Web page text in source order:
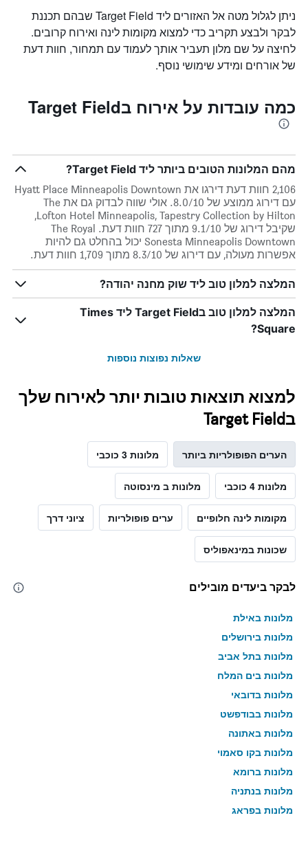
ניתן לגלול מטה אל האזורים ליד Target Field שבהם תכננת
לבקר ולבצע תקריב כדי למצוא מקומות לינה ואירוח קרובים.
לחיצה על שם מלון תעביר אותך לעמוד עם תמחור, חוות דעת
של אורחים ומידע שימושי נוסף.
כמה עובדות על אירוח בTarget Field
מהם המלונות הטובים ביותר ליד Target Field?
2,106 חוות דעת דירגו את Hyatt Place Minneapolis Downtown
עם דירוג ממוצע של 8.0/10. אולי שווה לבדוק גם את The
Lofton Hotel Minneapolis, Tapestry Collection by Hilton,
שקיבל דירוג של 9.1/10 מתוך 727 חוות דעת. The Royal
Sonesta Minneapolis Downtown יכול בהחלט גם להיות
אפשרות מעולה, עם דירוג של 8.3/10 מתוך 1,709 חוות דעת.
המלצה למלון טוב ליד שוק מחנה יהודה?
המלצה למלון טוב בTarget Field ליד Times
Square?
שאלות נפוצות נוספות
למצוא תוצאות טובות יותר לאירוח שלך
בTarget Field
הערים הפופולריות ביותר מלונות 3 כוכבי
מלונות 4 כוכבי מלונות ב מינסוטה
מקומות לינה חלופיים ערים פופולריות ציוני דרך
שכונות במינאפוליס
לבקר ביעדים מובילים
מלונות באילת
מלונות בירושלים
מלונות בתל אביב
מלונות בים המלח
מלונות בדובאי
מלונות בבודפשט
מלונות באתונה
מלונות בקו סאמוי
מלונות ברומא
מלונות בנתניה
מלונות בפראג